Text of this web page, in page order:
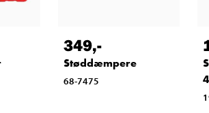
349,-
Støddæmpere
68-7475